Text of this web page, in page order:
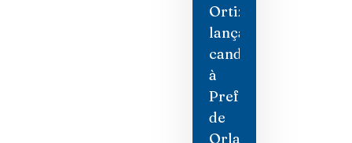
Ortiz
lança
candidatura
à
Prefeitura
de
Orlando